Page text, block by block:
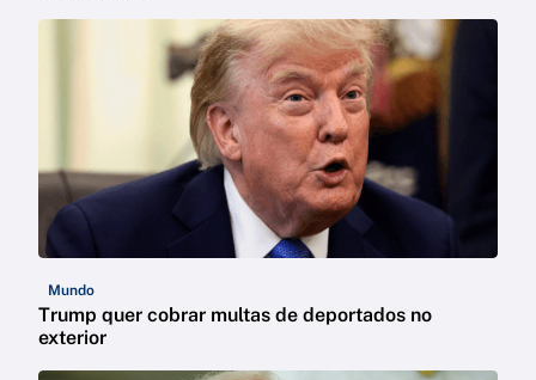
Mundo
Trump quer cobrar multas de deportados no
exterior